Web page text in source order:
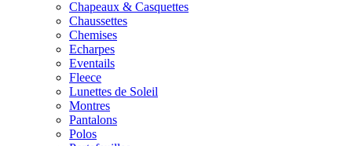
Chapeaux & Casquettes
Chaussettes
Chemises
Echarpes
Eventails
Fleece
Lunettes de Soleil
Montres
Pantalons
Polos